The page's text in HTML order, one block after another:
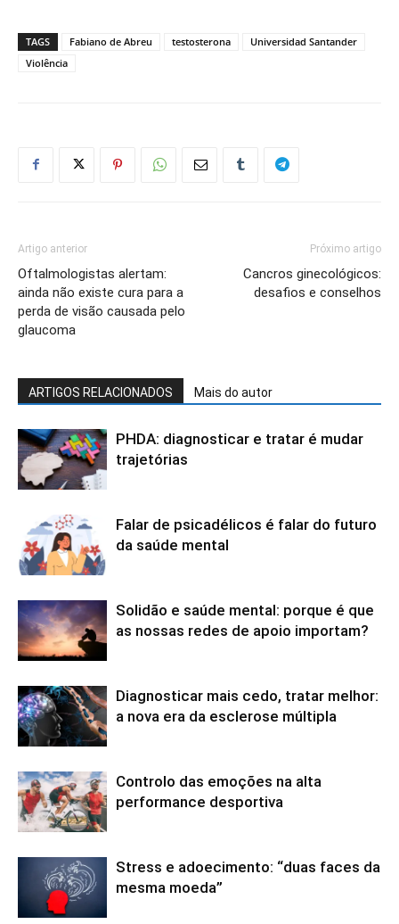
TAGS Fabiano de Abreu testosterona
Universidad Santander
Violência
Artigo anterior
Oftalmologistas alertam:
ainda não existe cura para a
perda de visão causada pelo
glaucoma
Próximo artigo
Cancros ginecológicos:
desafios e conselhos
ARTIGOS RELACIONADOS Mais do autor
PHDA: diagnosticar e tratar é mudar
trajetórias
Falar de psicadélicos é falar do futuro
da saúde mental
Solidão e saúde mental: porque é que
as nossas redes de apoio importam?
Diagnosticar mais cedo, tratar melhor:
a nova era da esclerose múltipla
Controlo das emoções na alta
performance desportiva
Stress e adoecimento: “duas faces da
mesma moeda”